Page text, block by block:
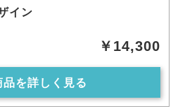
イン
￥14,300
品を詳しく見る